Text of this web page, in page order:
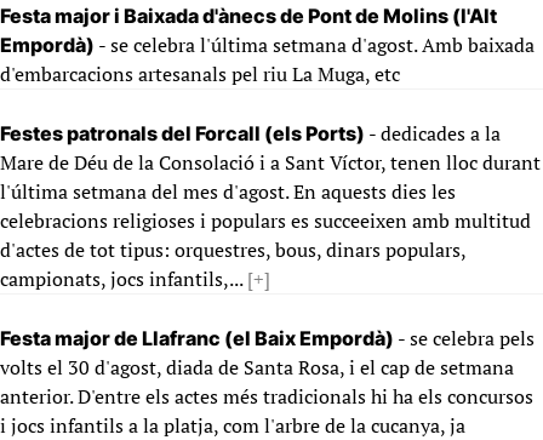
Festa major i Baixada d'ànecs de Pont de Molins (l'Alt
Empordà) - se celebra l'última setmana d'agost. Amb baixada
d'embarcacions artesanals pel riu La Muga, etc
Festes patronals del Forcall (els Ports) - dedicades a la
Mare de Déu de la Consolació i a Sant Víctor, tenen lloc durant
l'última setmana del mes d'agost. En aquests dies les
celebracions religioses i populars es succeeixen amb multitud
d'actes de tot tipus: orquestres, bous, dinars populars,
campionats, jocs infantils,...[+]
Festa major de Llafranc (el Baix Empordà) - se celebra pels
volts el 30 d'agost, diada de Santa Rosa, i el cap de setmana
anterior. D'entre els actes més tradicionals hi ha els concursos
i jocs infantils a la platja, com l'arbre de la cucanya, ja